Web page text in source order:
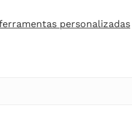
personalizadas